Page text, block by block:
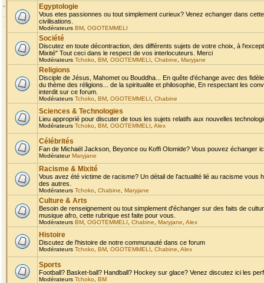
Egyptologie
Vous etes passionnes ou tout simplement curieux? Venez echanger dans
civilisations.
Modérateurs BM OGOTEMMELI
Société
Discutez en toute décontraction, des différents sujets de votre choix, à
Mixité" Tout ceci dans le respect de vos interlocuteurs. Merci
Modérateurs Tchoko BM OGOTEMMELI Chabine Maryjane
Religions
Disciple de Jésus, Mahomet ou Bouddha... En quête d'échange avec des
du thème des réligions... de la spiritualite et philosophie, En respectant les
interdit sur ce forum.
Modérateurs Tchoko BM OGOTEMMELI Chabine
Sciences & Technologies
Lieu approprié pour discuter de tous les sujets relatifs aux nouvelles
Modérateurs Tchoko BM OGOTEMMELI Alex
Célébrités
Fan de Michaël Jackson, Beyonce ou Koffi Olomide? Vous pouvez échanger
ModérateurMaryjane
Racisme & Mixité
Vous avez été victime de racisme? Un détail de l'actualité lié au racisme
des autres.
Modérateurs Tchoko Chabine Maryjane
Culture & Arts
Besoin de renseignement ou tout simplement d'échanger sur des faits de
musique afro, cette rubrique est faite pour vous.
Modérateurs BM OGOTEMMELI Chabine Maryjane Alex
Histoire
Discutez de l'histoire de notre communauté dans ce forum
Modérateurs Tchoko BM OGOTEMMELI Chabine Alex
Sports
Football? Basket-ball? Handball? Hockey sur glace? Venez discutez ici les
Modérateurs Tchoko BM